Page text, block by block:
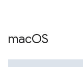
macOS